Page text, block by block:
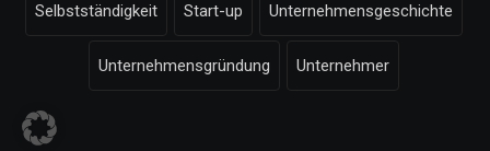
Selbstständigkeit Start-up Unternehmensgeschichte
Unternehmensgründung Unternehmer